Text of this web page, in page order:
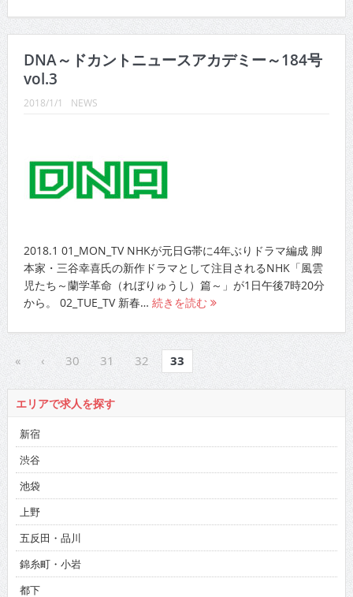
DNA～ドカントニュースアカデミー～184号
vol.3
2018/1/1 NEWS
2018.1 01_MON_TV NHKが元日G帯に4年ぶりドラマ編成 脚
本家・三谷幸喜氏の新作ドラマとして注目されるNHK「風雲
児たち～蘭学革命（れぼりゅうし）篇～」が1日午後7時20分
から。 02_TUE_TV 新春… 続きを読む
« ‹ 30 31 32 33
エリアで求人を探す
新宿
渋谷
池袋
上野
五反田・品川
錦糸町・小岩
都下